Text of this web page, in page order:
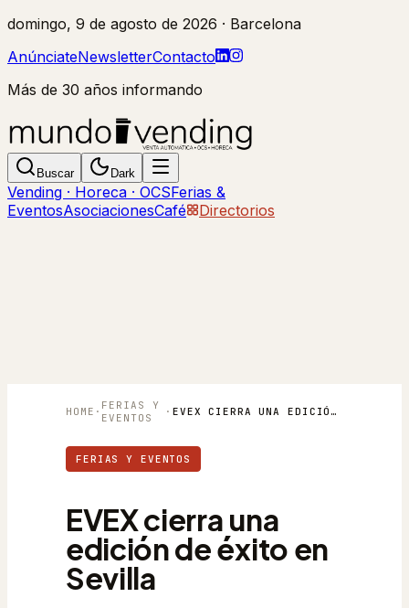
domingo, 9 de agosto de 2026 · Barcelona
AnúnciateNewsletterContacto
Más de 30 años informando
Buscar Dark
Vending · Horeca · OCSFerias &
EventosAsociacionesCafé Directorios
HOME · FERIAS Y
EVENTOS
· EVEX CIERRA UNA EDICIÓN DE ÉXITO EN SEVILLA
FERIAS Y EVENTOS
EVEX cierra una
edición de éxito en
Sevilla